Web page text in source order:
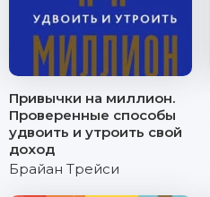
Привычки на миллион.
Проверенные способы
удвоить и утроить свой
доход
Брайан Трейси